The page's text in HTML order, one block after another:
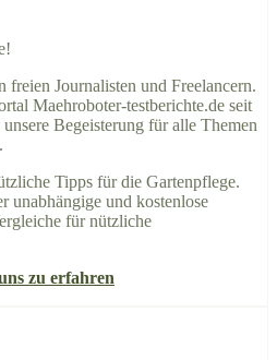
freien Journalisten und Freelancern.
Maehroboter-testberichte.de seit
Begeisterung für alle Themen
Tipps für die Gartenpflege.
unabhängige und kostenlose
für nützliche
zu erfahren